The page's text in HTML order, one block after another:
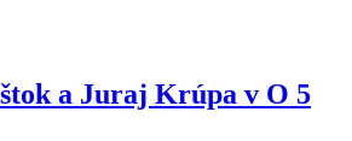
a Juraj Krúpa v O 5